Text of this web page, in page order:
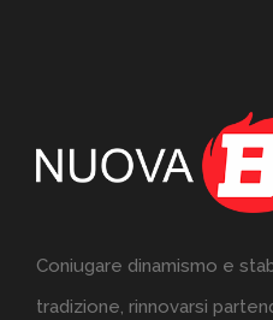
Coniugare dinamismo e
tradizione, rinnovarsi